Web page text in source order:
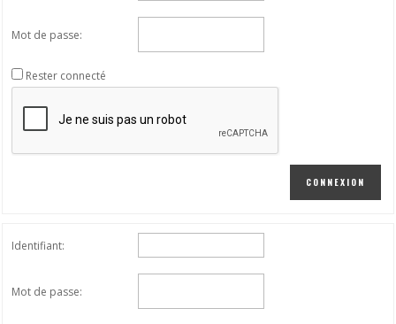
Mot de passe:
Rester connecté
CONNEXION
Identifiant:
Mot de passe: